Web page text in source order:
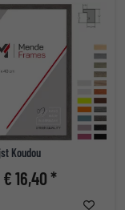
Koudou
16,40 *